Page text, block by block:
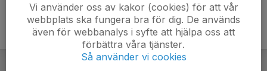
Vi använder oss av kakor (cookies) för att vår
webbplats ska fungera bra för dig. De används
även för webbanalys i syfte att hjälpa oss att
förbättra våra tjänster.
Så använder vi cookies